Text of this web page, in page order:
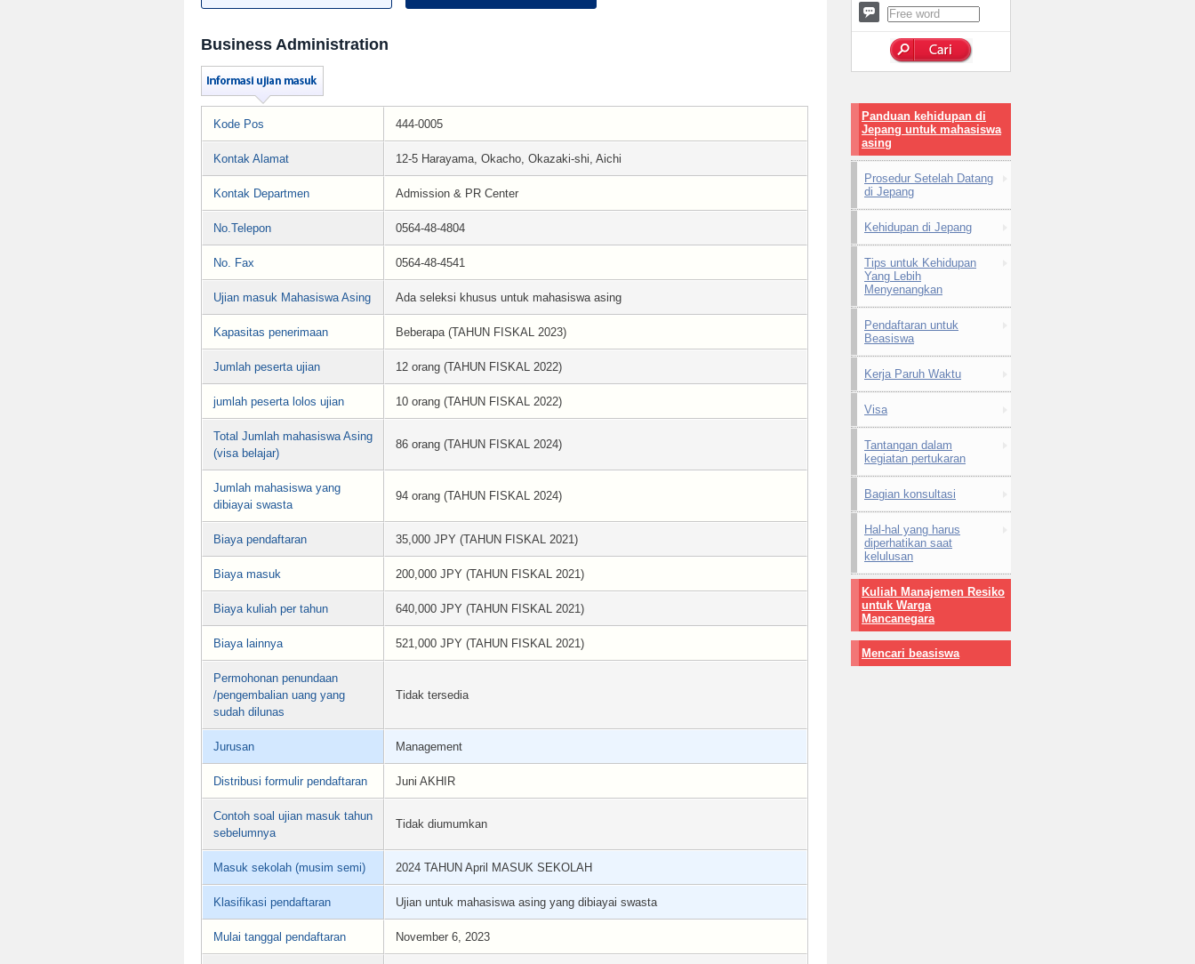
Business Administration
Kode Pos 444-0005
Kontak Alamat 12-5 Harayama, Okacho, Okazaki-shi, Aichi
Kontak Departmen Admission & PR Center
No.Telepon 0564-48-4804
No. Fax 0564-48-4541
Ujian masuk Mahasiswa Asing Ada seleksi khusus untuk mahasiswa asing
Kapasitas penerimaan Beberapa (TAHUN FISKAL 2023)
Jumlah peserta ujian 12 orang (TAHUN FISKAL 2022)
jumlah peserta lolos ujian 10 orang (TAHUN FISKAL 2022)
Total Jumlah mahasiswa Asing
(visa belajar)
86 orang (TAHUN FISKAL 2024)
Jumlah mahasiswa yang
dibiayai swasta
94 orang (TAHUN FISKAL 2024)
Biaya pendaftaran 35,000 JPY (TAHUN FISKAL 2021)
Biaya masuk 200,000 JPY (TAHUN FISKAL 2021)
Biaya kuliah per tahun 640,000 JPY (TAHUN FISKAL 2021)
Biaya lainnya 521,000 JPY (TAHUN FISKAL 2021)
Permohonan penundaan
/pengembalian uang yang
sudah dilunas
Tidak tersedia
Jurusan Management
Distribusi formulir pendaftaran Juni AKHIR
Contoh soal ujian masuk tahun
sebelumnya
Tidak diumumkan
Masuk sekolah (musim semi) 2024 TAHUN April MASUK SEKOLAH
Klasifikasi pendaftaran Ujian untuk mahasiswa asing yang dibiayai swasta
Mulai tanggal pendaftaran November 6, 2023
Panduan kehidupan di
Jepang untuk mahasiswa
asing
Prosedur Setelah Datang
di Jepang
Kehidupan di Jepang
Tips untuk Kehidupan
Yang Lebih
Menyenangkan
Pendaftaran untuk
Beasiswa
Kerja Paruh Waktu
Visa
Tantangan dalam
kegiatan pertukaran
Bagian konsultasi
Hal-hal yang harus
diperhatikan saat
kelulusan
Kuliah Manajemen Resiko
untuk Warga
Mancanegara
Mencari beasiswa